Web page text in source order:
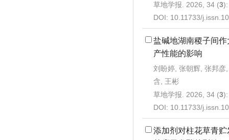
草地学报. 2026, 34 (3
DOI: 10.11733/
盐碱地湖南稷子间
产性能的影响
刘盼婷, 张朝辉, 张邦彦
含, 王彬
草地学报. 2026, 34 (3
DOI: 10.11733/
添加剂对柱花草青